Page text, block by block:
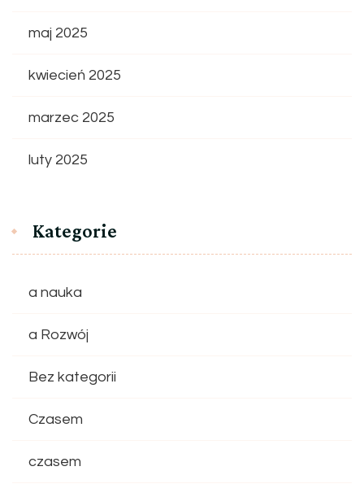
maj 2025
kwiecień 2025
marzec 2025
luty 2025
Kategorie
a nauka
a Rozwój
Bez kategorii
Czasem
czasem